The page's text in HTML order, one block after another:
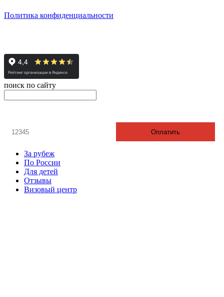
Политика конфиденциальности
поиск по сайту
Оплатить
За рубеж
По России
Для детей
Отзывы
Визовый центр